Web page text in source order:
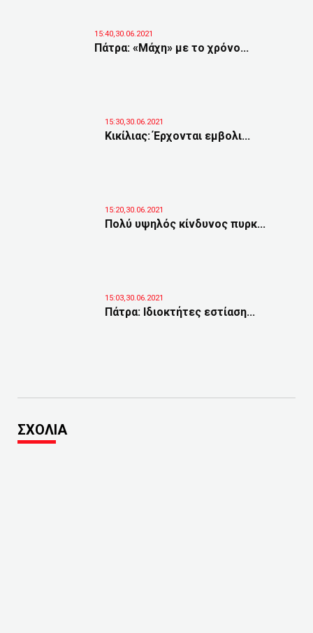
15:40,30.06.2021
Πάτρα: «Μάχη» με το χρόνο...
15:30,30.06.2021
Κικίλιας: Έρχονται εμβολι...
15:20,30.06.2021
Πολύ υψηλός κίνδυνος πυρκ...
15:03,30.06.2021
Πάτρα: Ιδιοκτήτες εστίαση...
ΣΧΟΛΙΑ